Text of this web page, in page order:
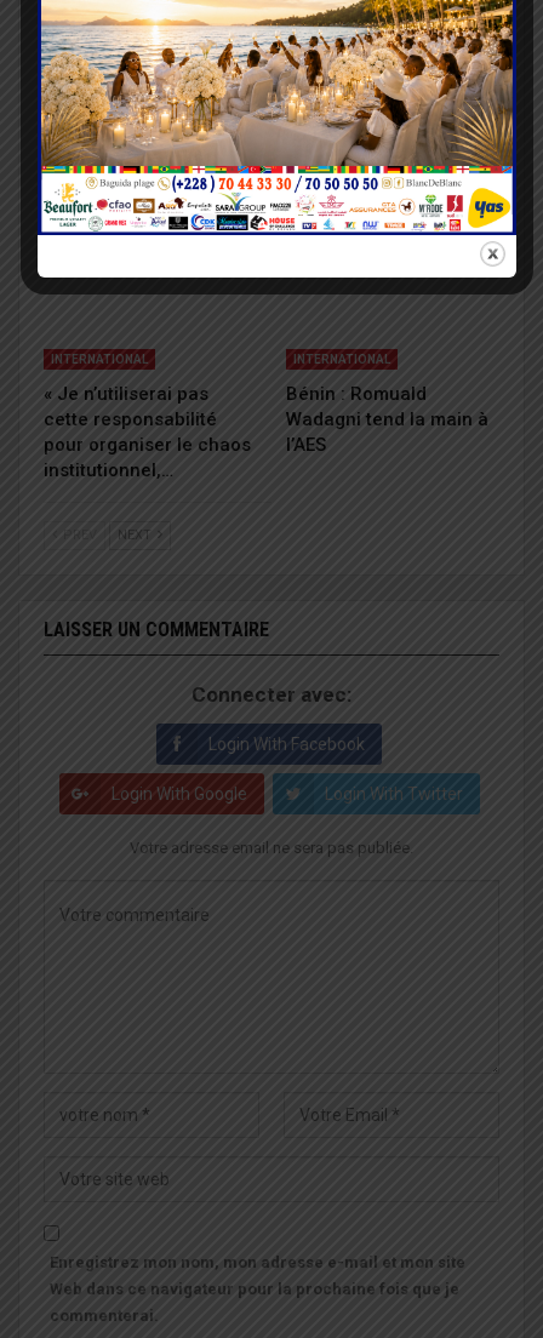
INTERNATIONAL
France : Interdiction des
réseaux sociaux pour
les moins de 15 ans
INTERNATIONAL
Romuald Wadagni
poursuit sa diplomatie
régionale
INTERNATIONAL
« Je n’utiliserai pas
cette responsabilité
pour organiser le chaos
institutionnel,…
INTERNATIONAL
Bénin : Romuald
Wadagni tend la main à
l’AES
NEXT
LAISSER UN COMMENTAIRE
Connecter avec:
Login With Facebook
Login With Google Login With Twitter
Votre adresse email ne sera pas publiée.
Enregistrez mon nom, mon adresse e-mail et mon site
Web dans ce navigateur pour la prochaine fois que je
commenterai.